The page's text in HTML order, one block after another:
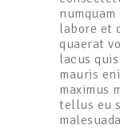
labore et
quaerat
lacus
mauris
maximus
tellus eu